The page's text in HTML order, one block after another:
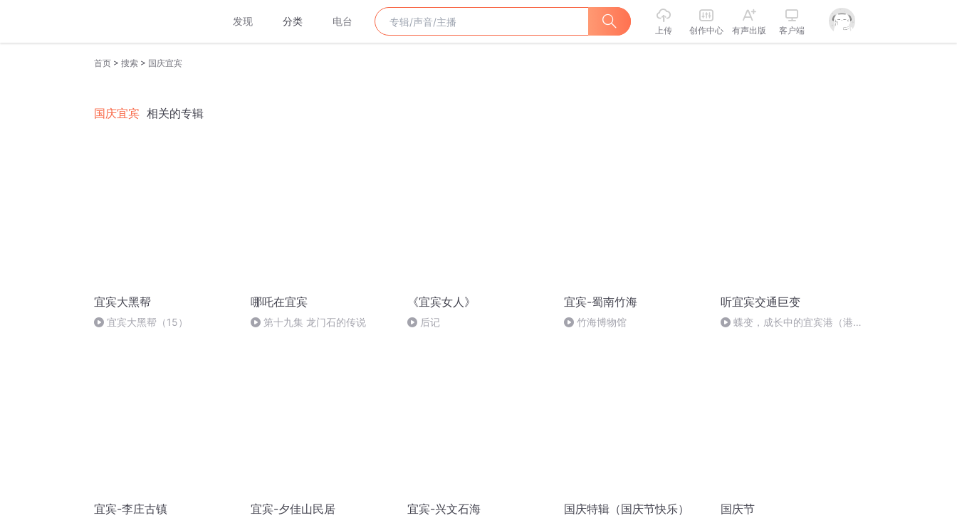
发现 分类 电台
上传 创作中心 有声出版 客户端
首页 > 搜索 > 国庆宜宾
国庆宜宾 相关的专辑
宜宾大黑帮
宜宾大黑帮（15）
哪吒在宜宾
第十九集 龙门石的传说
《宜宾女人》
后记
宜宾-蜀南竹海
竹海博物馆
听宜宾交通巨变
蝶变，成长中的宜宾港（港口
宜宾-李庄古镇 宜宾-夕佳山民居 宜宾-兴文石海 国庆特辑（国庆节快乐） 国庆节